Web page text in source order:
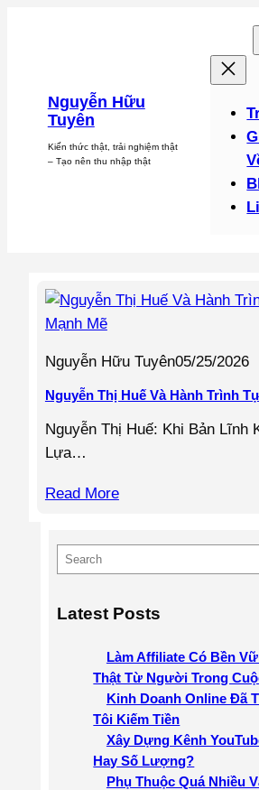
Nguyễn Hữu
Tuyên
Kiến thức thật, trải nghiệm thật
– Tạo nên thu nhập thật
Nguyễn Hữu Tuyên05/25/2026
Nguyễn Thị Huế Và Hành Trình
Nguyễn Thị Huế: Khi Bản Lĩnh
Lựa…
Read More
S
e
r
Latest Posts
Làm Affiliate Có Bền
Thật Từ Người Trong
Kinh Doanh Online Đã
Tôi Kiếm Tiền
Xây Dựng Kênh
Hay Số Lượng?
Phụ Thuộc Quá Nhiều